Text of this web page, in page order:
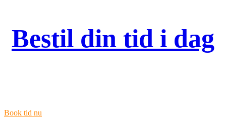
Bestil din tid i dag
Book tid nu